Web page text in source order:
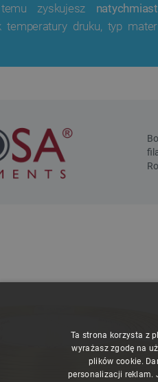
zyskujesz
druku, typ
Ta strona korzysta z
wyrażasz zgodę na
plików cookie.
personalizacji reklam.